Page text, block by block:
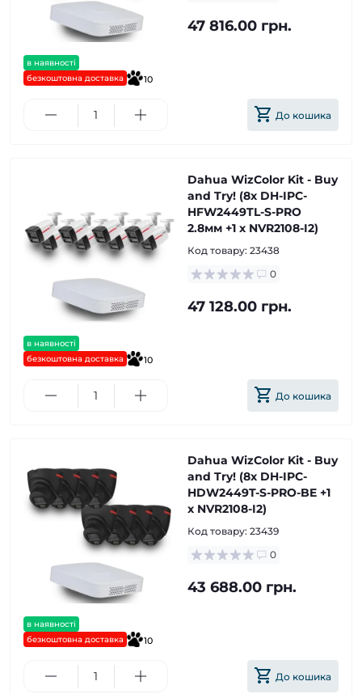
в наявності
безкоштовна доставка
10
47 816.00 грн.
До кошика
в наявності
безкоштовна доставка
10
Dahua WizColor Kit - Buy
and Try! (8х DH-IPC-
HFW2449TL-S-PRO
2.8мм +1 х NVR2108-I2)
Код товару: 23438
0
47 128.00 грн.
До кошика
в наявності
безкоштовна доставка
10
Dahua WizColor Kit - Buy
and Try! (8х DH-IPC-
HDW2449T-S-PRO-BE +1
х NVR2108-I2)
Код товару: 23439
0
43 688.00 грн.
До кошика